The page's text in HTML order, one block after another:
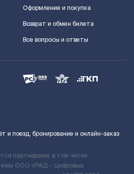
Оформление и покупка
Возврат и обмен билета
Все вопросы и ответы
и поезд, бронирование и онлайн-заказ
партнёрами, в том числе
ООО «РЖД – Цифровые